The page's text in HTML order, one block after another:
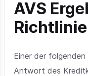
AVS
Einer der
Antwort des